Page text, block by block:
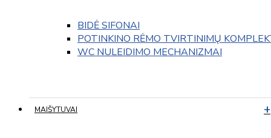
BIDĖ SIFONAI
POTINKINO RĖMO TVIRTINIMŲ
WC NULEIDIMO MECHANIZMAI
MAIŠYTUVAI